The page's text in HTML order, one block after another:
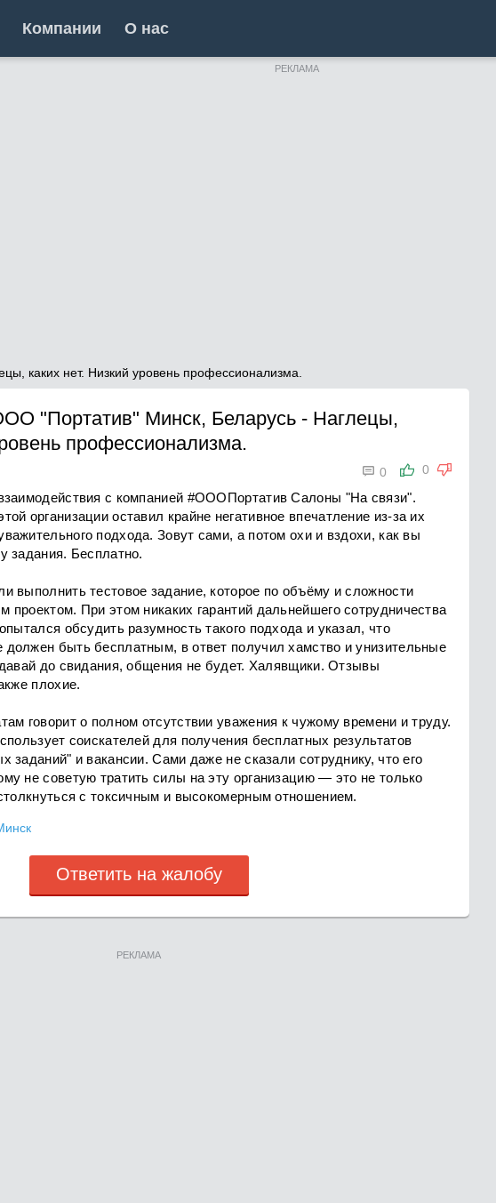
Компании О нас
РЕКЛАМА
каких нет. Низкий уровень профессионализма.
"Портатив" Минск, Беларусь - Наглецы,
профессионализма.
0
 0
с компанией #ОООПортатив Салоны "На связи".
организации оставил крайне негативное впечатление из-за их
подхода. Зовут сами, а потом охи и вздохи, как вы
задания. Бесплатно.
выполнить тестовое задание, которое по объёму и сложности
проектом. При этом никаких гарантий дальнейшего сотрудничества
обсудить разумность такого подхода и указал, что
быть бесплатным, в ответ получил хамство и унизительные
до свидания, общения не будет. Халявщики. Отзывы
плохие.
говорит о полном отсутствии уважения к чужому времени и труду.
соискателей для получения бесплатных результатов
заданий" и вакансии. Сами даже не сказали сотруднику, что его
не советую тратить силы на эту организацию — это не только
с токсичным и высокомерным отношением.
Ответить на жалобу
РЕКЛАМА